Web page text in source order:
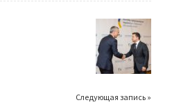
Следующая запись »